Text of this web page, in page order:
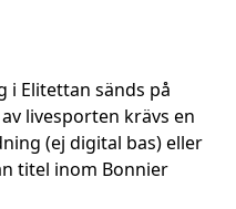
i Elitettan sänds på
livesporten krävs en
(ej digital bas) eller
titel inom Bonnier